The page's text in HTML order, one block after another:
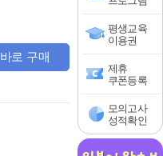
평생교육
이용권
제휴
쿠폰등록
모의고사
성적확인
바로 구매